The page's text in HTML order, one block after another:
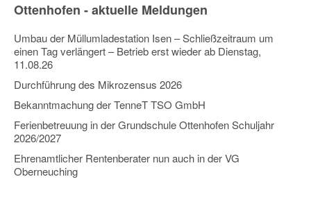
Ottenhofen - aktuelle Meldungen
Umbau der Müllumladestation Isen – Schließzeitraum um
einen Tag verlängert – Betrieb erst wieder ab Dienstag,
11.08.26
Durchführung des Mikrozensus 2026
Bekanntmachung der TenneT TSO GmbH
Ferienbetreuung in der Grundschule Ottenhofen Schuljahr
2026/2027
Ehrenamtlicher Rentenberater nun auch in der VG
Oberneuching